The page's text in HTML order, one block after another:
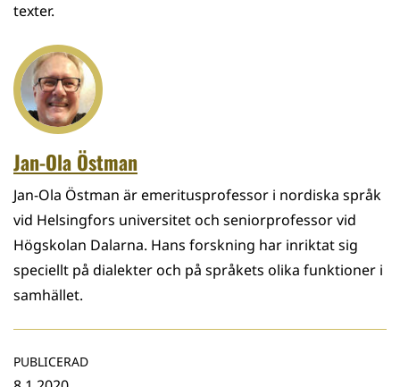
texter.
Jan-Ola Östman
Jan-Ola Östman är emeritusprofessor i nordiska språk
vid Helsingfors universitet och seniorprofessor vid
Högskolan Dalarna. Hans forskning har inriktat sig
speciellt på dialekter och på språkets olika funktioner i
samhället.
PUBLICERAD